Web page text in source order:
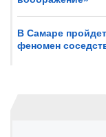
В Самаре
феномен